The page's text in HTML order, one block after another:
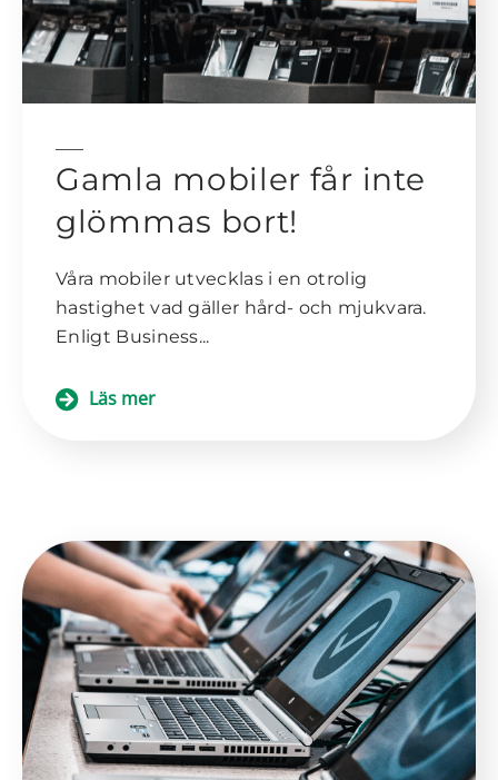
Gamla mobiler får inte
glömmas bort!
Våra mobiler utvecklas i en otrolig
hastighet vad gäller hård- och mjukvara.
Enligt Business...
Läs mer